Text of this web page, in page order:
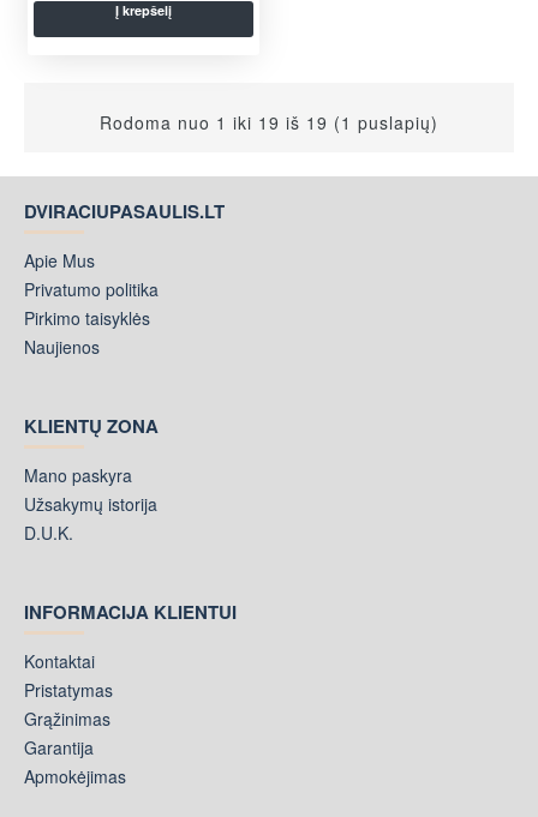
Į krepšelį
Rodoma nuo 1 iki 19 iš 19 (1 puslapių)
DVIRACIUPASAULIS.LT
Apie Mus
Privatumo politika
Pirkimo taisyklės
Naujienos
KLIENTŲ ZONA
Mano paskyra
Užsakymų istorija
D.U.K.
INFORMACIJA KLIENTUI
Kontaktai
Pristatymas
Grąžinimas
Garantija
Apmokėjimas